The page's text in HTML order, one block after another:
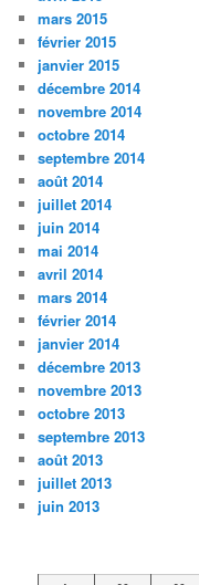
mars 2015
février 2015
janvier 2015
décembre 2014
novembre 2014
octobre 2014
septembre 2014
août 2014
juillet 2014
juin 2014
mai 2014
avril 2014
mars 2014
février 2014
janvier 2014
décembre 2013
novembre 2013
octobre 2013
septembre 2013
août 2013
juillet 2013
juin 2013